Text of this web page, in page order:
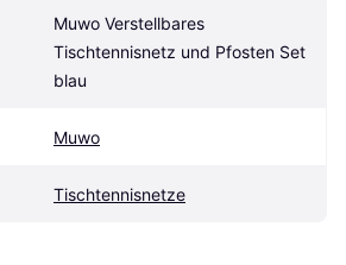
Muwo Verstellbares
Tischtennisnetz und Pfosten Set
blau
Muwo
Tischtennisnetze